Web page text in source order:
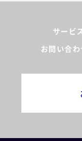
サービ
お問い合わ